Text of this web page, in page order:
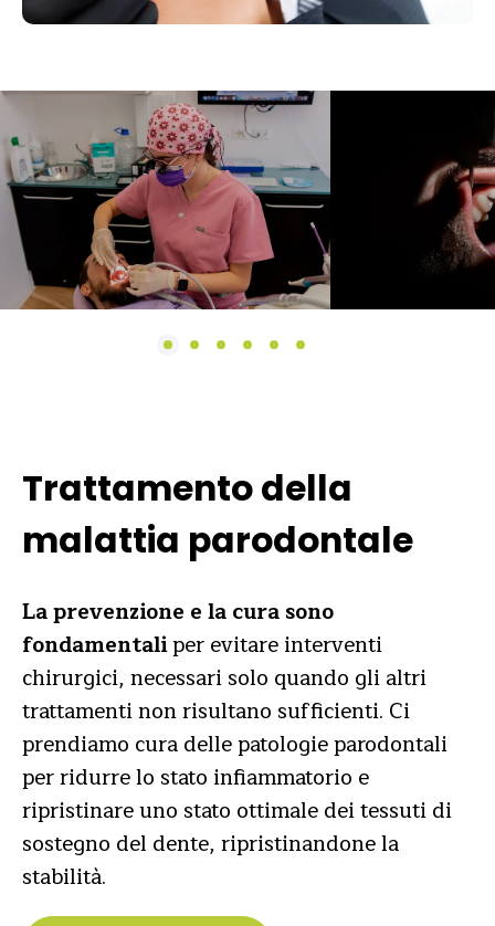
Trattamento della
malattia parodontale
La prevenzione e la cura sono
fondamentaliper evitare interventi
chirurgici, necessari solo quando gli altri
trattamenti non risultano sufficienti. Ci
prendiamo cura delle patologie parodontali
per ridurre lo stato infiammatorio e
ripristinare uno stato ottimale dei tessuti di
sostegno del dente, ripristinandone la
stabilità.